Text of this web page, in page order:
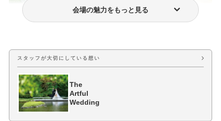
会場の魅力をもっと見る
スタッフが大切にしている想い
The
Artful
Wedding